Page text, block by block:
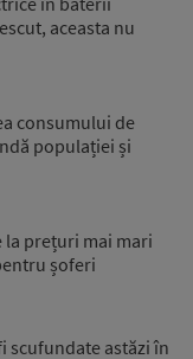
aceasta nu
consumului de
populației și
prețuri mai mari
șoferi
scufundate astăzi în